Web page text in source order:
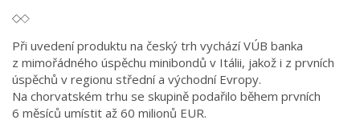
Při uvedení produktu na český trh vychází VÚB banka
z mimořádného úspěchu minibondů v Itálii, jakož i z prvních
úspěchů v regionu střední a východní Evropy.
Na chorvatském trhu se skupině podařilo během prvních
6 měsíců umístit až 60 milionů EUR.